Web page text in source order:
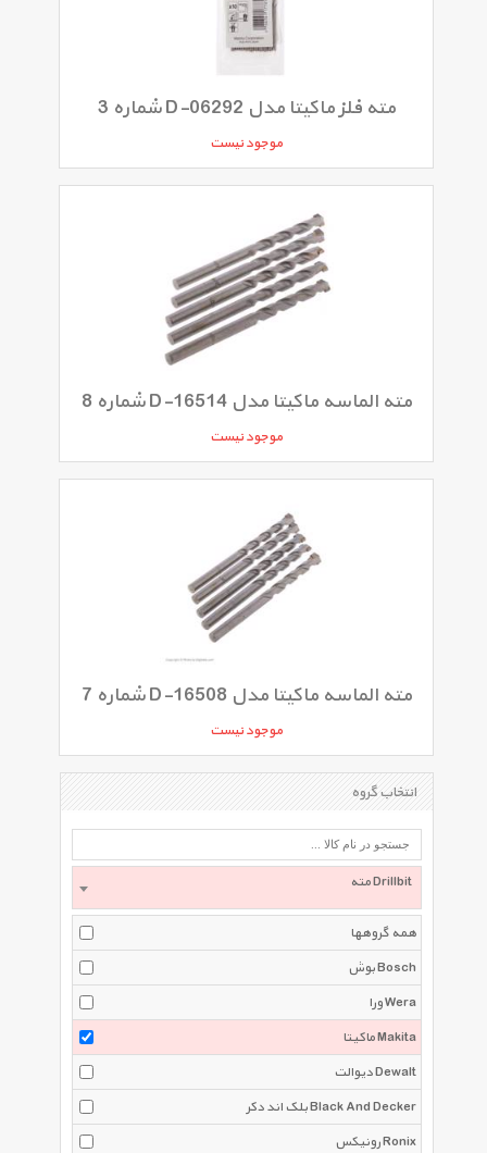
مته فلز ماکیتا مدل D-06292 شماره 3
موجود نیست
مته الماسه ماکیتا مدل D-16514 شماره 8
موجود نیست
مته الماسه ماکیتا مدل D-16508 شماره 7
موجود نیست
انتخاب گروه
مته Drillbit
همه گروهها
بوش Bosch
ورا Wera
ماکیتا Makita
دیوالت Dewalt
بلک اند دکر Black And Decker
رونیکس Ronix